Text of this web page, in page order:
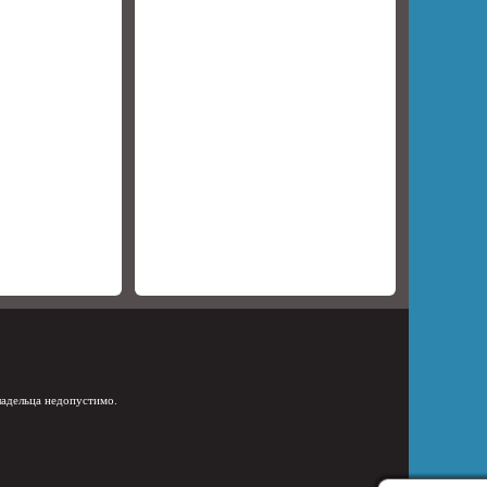
недопустимо.